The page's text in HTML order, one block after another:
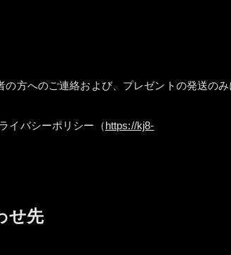
方へのご連絡および、プレゼントの発送のみ
イバシーポリシー（https://kj8-
せ先